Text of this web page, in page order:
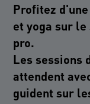
Profitez
et yoga sur
pro.
Les sessions
attendent
guident sur